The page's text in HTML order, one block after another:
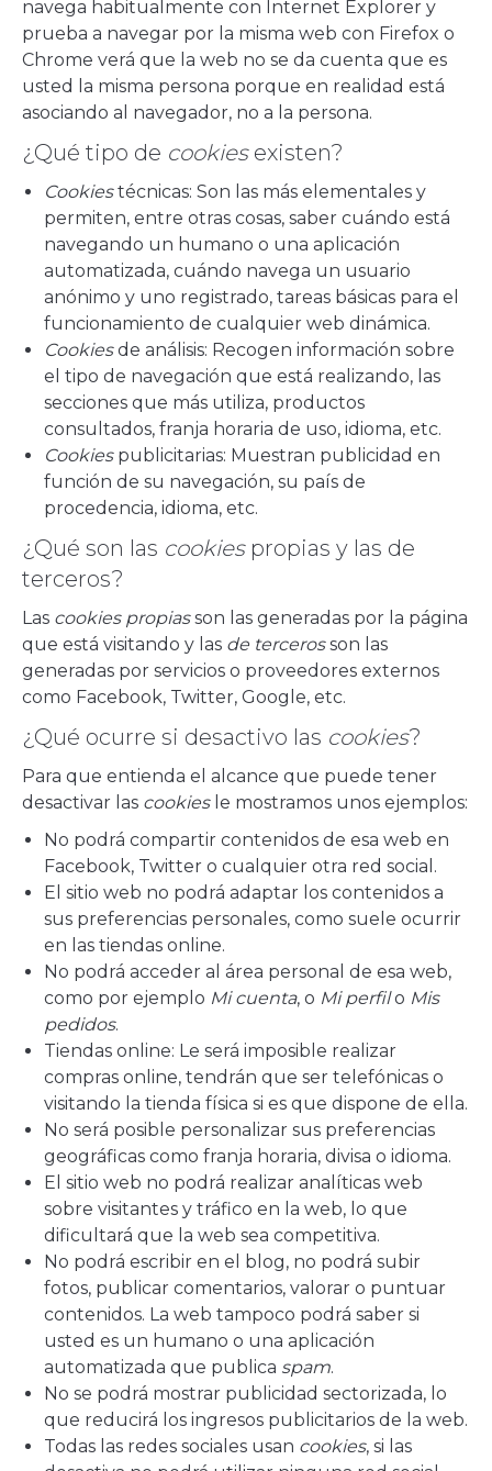
navega habitualmente con Internet Explorer y
prueba a navegar por la misma web con Firefox o
Chrome verá que la web no se da cuenta que es
usted la misma persona porque en realidad está
asociando al navegador, no a la persona.
¿Qué tipo de cookiesexisten?
Cookiestécnicas: Son las más elementales y
permiten, entre otras cosas, saber cuándo está
navegando un humano o una aplicación
automatizada, cuándo navega un usuario
anónimo y uno registrado, tareas básicas para el
funcionamiento de cualquier web dinámica.
Cookiesde análisis: Recogen información sobre
el tipo de navegación que está realizando, las
secciones que más utiliza, productos
consultados, franja horaria de uso, idioma, etc.
Cookiespublicitarias: Muestran publicidad en
función de su navegación, su país de
procedencia, idioma, etc.
¿Qué son las cookiespropias y las de
terceros?
Las cookies propiasson las generadas por la página
que está visitando y las de tercerosson las
generadas por servicios o proveedores externos
como Facebook, Twitter, Google, etc.
¿Qué ocurre si desactivo las cookies?
Para que entienda el alcance que puede tener
desactivar las cookiesle mostramos unos ejemplos:
No podrá compartir contenidos de esa web en
Facebook, Twitter o cualquier otra red social.
El sitio web no podrá adaptar los contenidos a
sus preferencias personales, como suele ocurrir
en las tiendas online.
No podrá acceder al área personal de esa web,
como por ejemplo Mi cuenta, o Mi perfilo Mis
pedidos.
Tiendas online: Le será imposible realizar
compras online, tendrán que ser telefónicas o
visitando la tienda física si es que dispone de ella.
No será posible personalizar sus preferencias
geográficas como franja horaria, divisa o idioma.
El sitio web no podrá realizar analíticas web
sobre visitantes y tráfico en la web, lo que
dificultará que la web sea competitiva.
No podrá escribir en el blog, no podrá subir
fotos, publicar comentarios, valorar o puntuar
contenidos. La web tampoco podrá saber si
usted es un humano o una aplicación
automatizada que publica spam.
No se podrá mostrar publicidad sectorizada, lo
que reducirá los ingresos publicitarios de la web.
Todas las redes sociales usan cookies, si las